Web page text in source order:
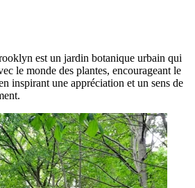
est un jardin botanique urbain qui
le monde des plantes, encourageant le
inspirant une appréciation et un sens de